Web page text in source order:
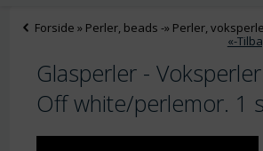
Forside » Perler, beads -» Perler,
«-
Glasperler -
Off white/perlemor. 1